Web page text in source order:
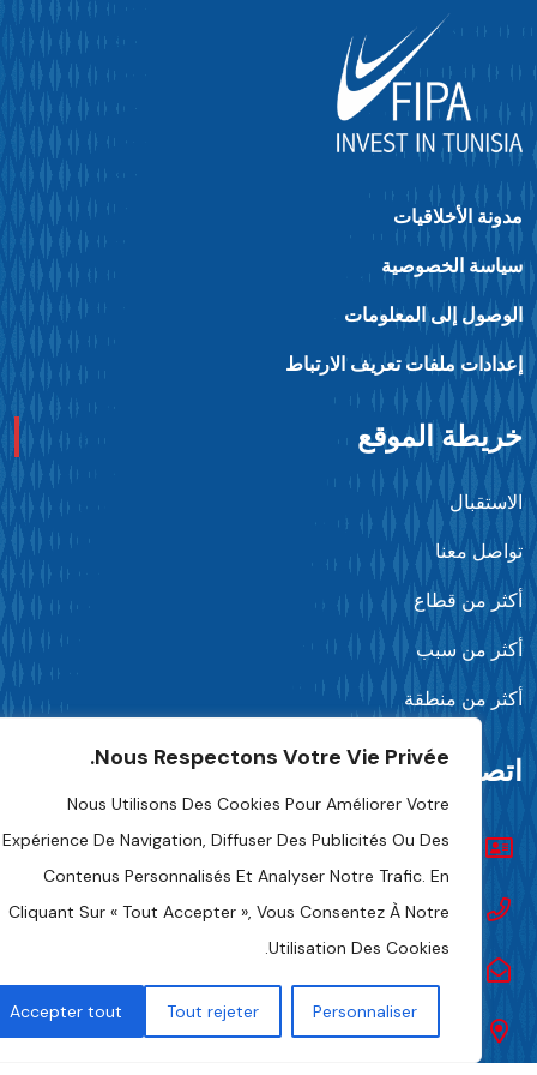
Nous Respectons Votre Vie Privée.
Nous Utilisons Des Cookies Pour Améliorer Votre
Expérience De Navigation, Diffuser Des Publicités Ou Des
Contenus Personnalisés Et Analyser Notre Trafic. En
Cliquant Sur « Tout Accepter », Vous Consentez À Notre
Utilisation Des Cookies.
Personnaliser
Tout rejeter
Accepter tout
الأخلاقيات
الخصوصية
إلى المعلومات
ملفات تعريف الارتباط
الموقع
معنا
من قطاع
من سبب
من منطقة
بنا
تواصل معنا
+216 70 241 500
Fipa.tunisia@fipa.tn
شارع صلاح الدين العمامي، تونس 1004